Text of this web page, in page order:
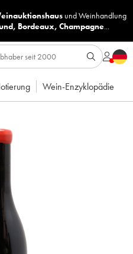
undWeinhandlung
, Bordeaux, Champagne...
Wein-Enzyklopädie